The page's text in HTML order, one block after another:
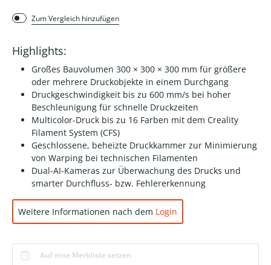
Zum Vergleich hinzufügen
Highlights:
Großes Bauvolumen 300 × 300 × 300 mm für größere
oder mehrere Druckobjekte in einem Durchgang
Druckgeschwindigkeit bis zu 600 mm/s bei hoher
Beschleunigung für schnelle Druckzeiten
Multicolor-Druck bis zu 16 Farben mit dem Creality
Filament System (CFS)
Geschlossene, beheizte Druckkammer zur Minimierung
von Warping bei technischen Filamenten
Dual-AI-Kameras zur Überwachung des Drucks und
smarter Durchfluss- bzw. Fehlererkennung
Weitere Informationen nach dem Login
Auf eine Merkliste setzen